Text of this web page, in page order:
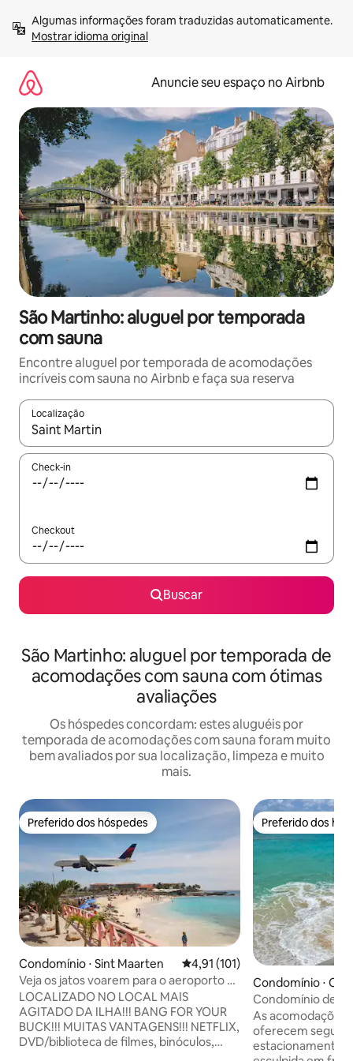
para
Mostrar idioma original
Anuncie seu espaço no Airbnb
São Martinho: aluguel por temporada
com sauna
Encontre aluguel por temporada de acomodações
incríveis com sauna no Airbnb e faça sua reserva
Localização
Quando os resultados estiverem disponíveis, explore-os
Check-in
Checkout
Buscar
São Martinho: aluguel por temporada de
acomodações com sauna com ótimas
avaliações
Os hóspedes concordam: estes aluguéis por
temporada de acomodações com sauna foram muito
bem avaliados por sua localização, limpeza e muito
mais.
Preferido dos hóspedes
Preferido dos hóspedes
Condomínio ⋅ Sint Maarten 4,91 de uma avaliação média
4,91 (101)
Veja os jatos voarem para o aeroporto +
oceano + vistas tropicais!
LOCALIZADO NO LOCAL MAIS
AGITADO DA ILHA!!! BANG FOR YOUR
BUCK!!! MUITAS VANTAGENS!!! NETFLIX,
DVD/biblioteca de filmes, binóculos,
Preferido dos
Preferido dos
Condomínio ⋅
Condomínio de
Cliff
As acomodações
oferecem
estacionamento